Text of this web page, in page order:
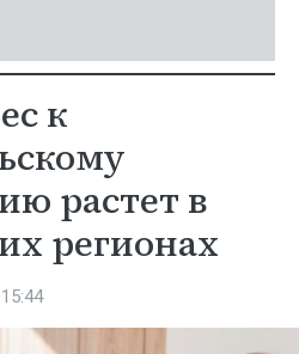
к
растет в
регионах